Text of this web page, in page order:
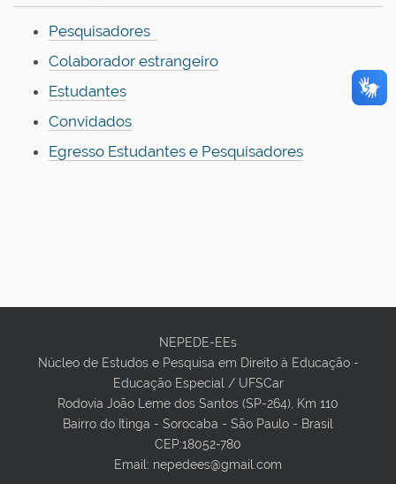
Pesquisadores
Colaborador estrangeiro
Estudantes
Convidados
Egresso Estudantes e Pesquisadores
NEPEDE-EEs
Núcleo de Estudos e Pesquisa em Direito à Educação -
Educação Especial / UFSCar
Rodovia João Leme dos Santos (SP-264), Km 110
Bairro do Itinga - Sorocaba - São Paulo - Brasil
CEP:18052-780
Email: nepedees@gmail.com